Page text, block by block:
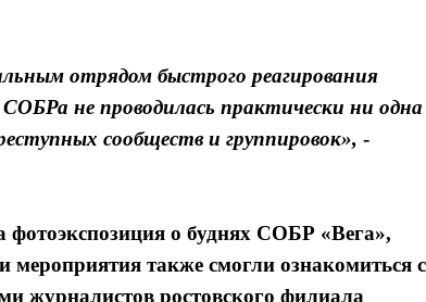
отрядом быстрого реагирования
не проводилась практически ни одна
сообществ и группировок», -
о буднях СОБР «Вега»,
мероприятия также смогли ознакомиться с
журналистов ростовского филиала